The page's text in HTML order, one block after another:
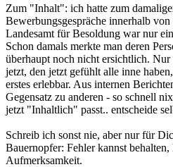
Zum "Inhalt": ich hatte zum
Bewerbungsgespräche innerhalb
Landesamt für Besoldung war nur
Schon damals merkte man deren
überhaupt noch nicht ersichtlich. Nur
jetzt, den jetzt gefühlt alle inne
erstes erlebbar. Aus internen
Gegensatz zu anderen - so schnell
jetzt "Inhaltlich" passt.. entscheide
Schreib ich sonst nie, aber nur für
Bauernopfer: Fehler kannst
Aufmerksamkeit.